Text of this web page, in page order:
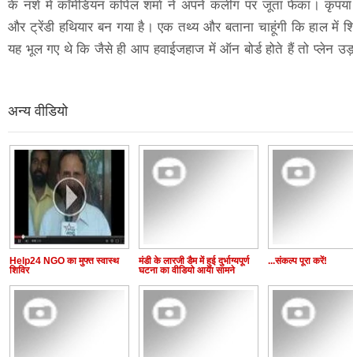
के नशे में कॉमेडियन कपिल शर्मा ने अपने कलीग पर जूता फेंका।
और ट्रेंडी हथियार बन गया है। एक तथ्य और बताना चाहूंगी कि हाल में
यह भूल गए थे कि जैसे ही आप हवाईजहाज में ऑन बोर्ड होते हैं तो प्लेन
अन्य वीडियो
Help24 NGO का मुफ्त स्वास्थ
शिविर
मंडी के लारजी डैम में हुई दुर्भाग्यपूर्ण
घटना का वीडियो आया सामने
...संकल्प पूरा करें!